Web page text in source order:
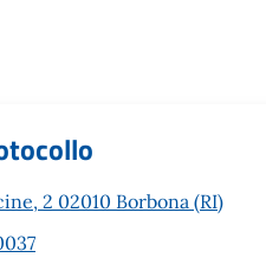
2 02010 Borbona (RI)